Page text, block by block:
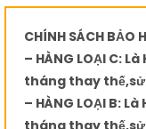
CHÍNH SÁCH BẢO
– HÀNG LOẠI C:
tháng thay
– HÀNG LOẠI B: